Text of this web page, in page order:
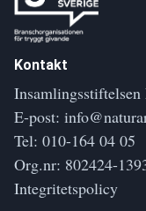
Kontakt
Insamlingsstiftelsen
E-post:
Tel: 010-164 04 05
Org.nr: 802424-
Integritetspolicy